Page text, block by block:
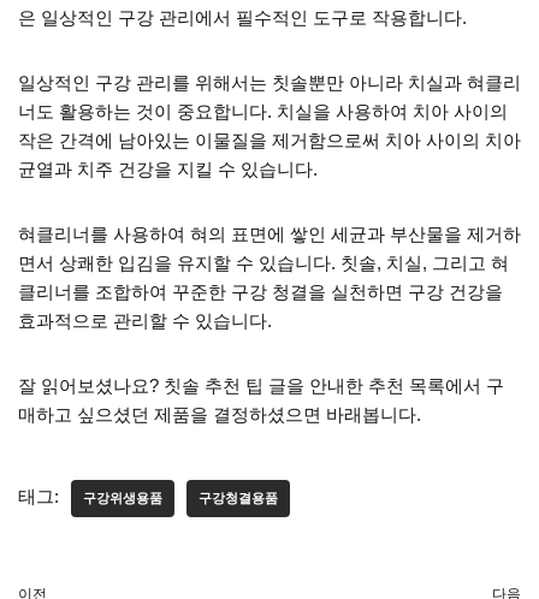
은 일상적인 구강 관리에서 필수적인 도구로 작용합니다.
일상적인 구강 관리를 위해서는 칫솔뿐만 아니라 치실과 혀클리
너도 활용하는 것이 중요합니다. 치실을 사용하여 치아 사이의
작은 간격에 남아있는 이물질을 제거함으로써 치아 사이의 치아
균열과 치주 건강을 지킬 수 있습니다.
혀클리너를 사용하여 혀의 표면에 쌓인 세균과 부산물을 제거하
면서 상쾌한 입김을 유지할 수 있습니다. 칫솔, 치실, 그리고 혀
클리너를 조합하여 꾸준한 구강 청결을 실천하면 구강 건강을
효과적으로 관리할 수 있습니다.
잘 읽어보셨나요? 칫솔 추천 팁 글을 안내한 추천 목록에서 구
매하고 싶으셨던 제품을 결정하셨으면 바래봅니다.
태그: 구강위생용품 구강청결용품
이전 다음